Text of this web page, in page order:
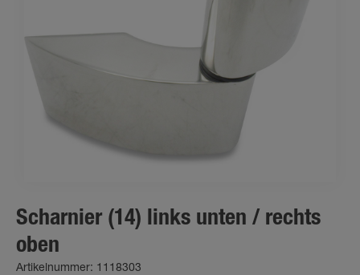
Scharnier (14) links unten / rechts
oben
Artikelnummer: 1118303